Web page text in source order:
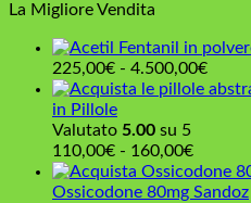
850,00€
a
La Migliore Vendita
225,00€ - 4.500,00€Fascia
di
a
in Pillole
Valutato 5.00 su 5
110,00€ - 160,00€Fascia
di
prezzo:
Ossicodone 80mg Sandoz